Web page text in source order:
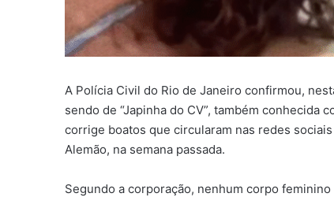
A Polícia Civil do Rio de Janeiro confirmou,
sendo de “Japinha do CV”, também conhecida
corrige boatos que circularam nas redes
Alemão, na semana passada.
Segundo a corporação, nenhum corpo